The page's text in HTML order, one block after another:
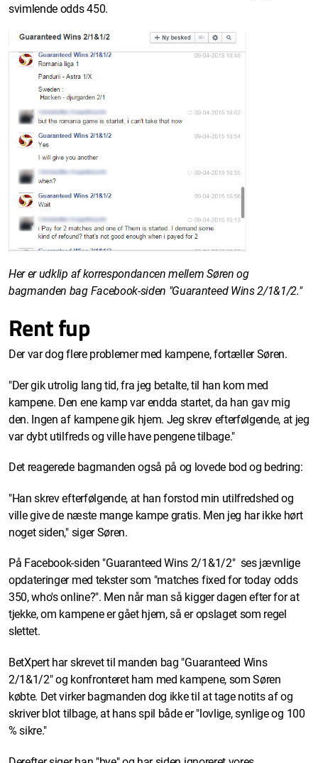
svimlende odds 450.
Her er udklip af korrespondancen mellem Søren og
bagmanden bag Facebook-siden "Guaranteed Wins 2/1&1/2."
Rent fup
Der var dog flere problemer med kampene, fortæller Søren.
"Der gik utrolig lang tid, fra jeg betalte, til han kom med
kampene. Den ene kamp var endda startet, da han gav mig
den. Ingen af kampene gik hjem. Jeg skrev efterfølgende, at jeg
var dybt utilfreds og ville have pengene tilbage."
Det reagerede bagmanden også på og lovede bod og bedring:
"Han skrev efterfølgende, at han forstod min utilfredshed og
ville give de næste mange kampe gratis. Men jeg har ikke hørt
noget siden," siger Søren.
På Facebook-siden "Guaranteed Wins 2/1&1/2" ses jævnlige
opdateringer med tekster som "matches fixed for today odds
350, who's online?". Men når man så kigger dagen efter for at
tjekke, om kampene er gået hjem, så er opslaget som regel
slettet.
BetXpert har skrevet til manden bag "Guaranteed Wins
2/1&1/2" og konfronteret ham med kampene, som Søren
købte. Det virker bagmanden dog ikke til at tage notits af og
skriver blot tilbage, at hans spil både er "lovlige, synlige og 100
% sikre."